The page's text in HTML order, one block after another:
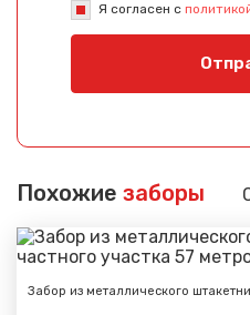
Я согласен с
Похожие заборы
Забор из металлического